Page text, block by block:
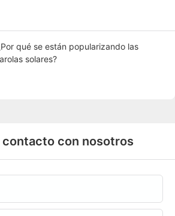
qué se están popularizando las
solares?
contacto con nosotros